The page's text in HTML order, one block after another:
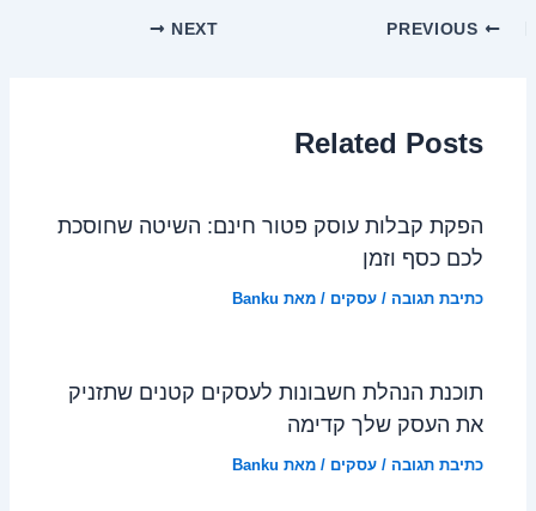
NEXT
Related Posts
הפקת קבלות עוסק פטור חינם: השיטה שחוסכת
לכם כסף וזמן
כתיבת תגובה /עסקים / מאת Banku
תוכנת הנהלת חשבונות לעסקים קטנים שתזניק
את העסק שלך קדימה
כתיבת תגובה /עסקים / מאת Banku